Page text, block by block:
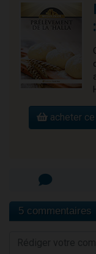
acheter
5 commentaires